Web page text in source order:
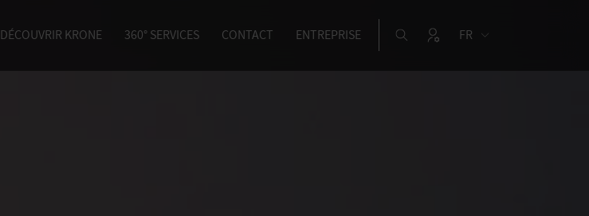
DÉCOUVRIR KRONE 360° SERVICES CONTACT ENTREPRISE FR